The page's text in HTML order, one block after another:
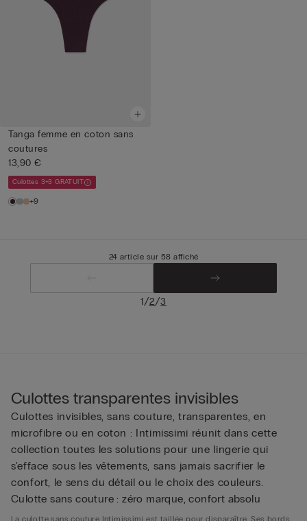
Tanga femme en coton sans
coutures
13,90 €
Culottes 3+3 GRATUIT
+9
24 article sur 58 affiché
1/2/3
Culottes transparentes invisibles
Culottes invisibles, sans couture, transparentes, en
microfibre ou en coton : Intimissimi réunit dans cette
collection toutes les solutions pour une lingerie qui
s'efface sous les vêtements, sans jamais sacrifier le
confort, le sens du détail ou le choix des couleurs.
Culotte sans couture : zéro marque, confort absolu
La culotte sans couture Intimissimi est taillée pour disparaître. Ses bords